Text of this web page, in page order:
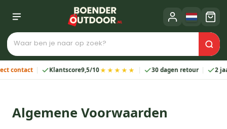
Klantscore9,5/10★★★★★ 30 dagen retour 2 jaar
Algemene Voorwaarden